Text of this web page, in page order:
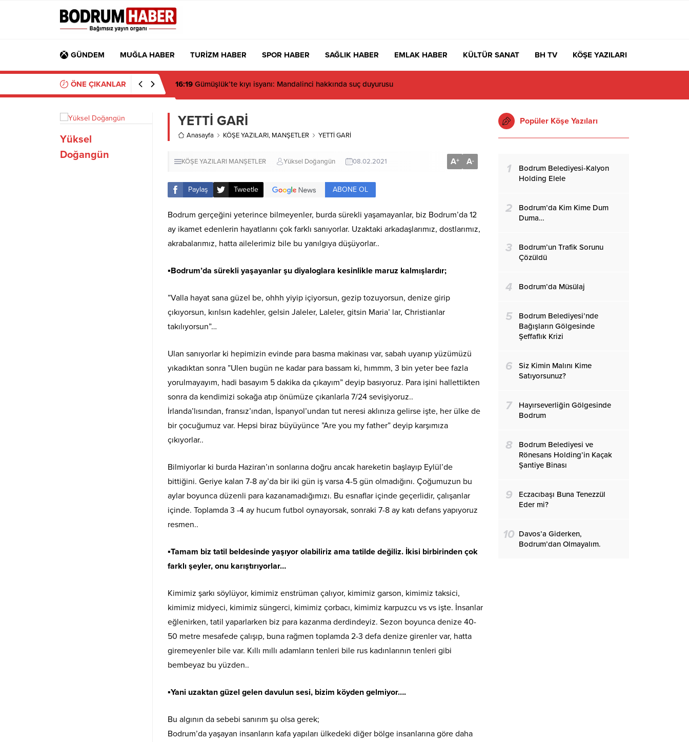
GÜNDEM MUĞLA HABER TURİZM HABER SPOR HABER SAĞLIK HABER EMLAK HABER KÜLTÜR SANAT BH TV KÖŞE YAZILARI
ÖNE ÇIKANLAR 16:19 Gümüşlük’te kıyı isyanı: Mandalinci hakkında suç duyurusu
Yüksel
Doğangün
YETTİ GARİ
Anasayfa KÖŞE YAZILARI, MANŞETLER YETTİ GARİ
KÖŞE YAZILARI MANŞETLER Yüksel Doğangün 08.02.2021 A+ A-
Paylaş Tweetle ABONE OL
Bodrum gerçeğini yeterince bilmeyenler, burda sürekli yaşamayanlar, biz Bodrum’da 12
ay ikamet edenlerin hayatlarını çok farklı sanıyorlar. Uzaktaki arkadaşlarımız, dostlarımız,
akrabalarımız, hatta ailelerimiz bile bu yanılgıya düşüyorlar..
▪︎Bodrum’da sürekli yaşayanlar şu diyaloglara kesinlikle maruz kalmışlardır;
”Valla hayat sana güzel be, ohhh yiyip içiyorsun, gezip tozuyorsun, denize girip
çıkıyorsun, kırılsın kadehler, gelsin Jaleler, Laleler, gitsin Maria’ lar, Christianlar
takılıyorsun”…
Ulan sanıyorlar ki hepimizin evinde para basma makinası var, sabah uyanıp yüzümüzü
yıkadıktan sonra ”Ulen bugün ne kadar para bassam ki, hımmm, 3 bin yeter bee fazla
yorulmayayım, hadi basayım 5 dakika da çıkayım” deyip basıyoruz. Para işini hallettikten
sonra da kendimizi sokağa atıp önümüze çıkanlarla 7/24 sevişiyoruz..
İrlanda’lısından, fransız’ından, İspanyol’undan tut neresi aklınıza gelirse işte, her ülke de
bir çocuğumuz var. Hepsi biraz büyüyünce ”Are you my father” deyip karşımıza
çıkıyorlar..
Bilmiyorlar ki burda Haziran’ın sonlarına doğru ancak hareketin başlayıp Eylül’de
bittiğini. Geriye kalan 7-8 ay’da bir iki gün iş varsa 4-5 gün olmadığını. Çoğumuzun bu
aylar boyunca düzenli para kazanamadığımızı. Bu esnaflar içinde geçerlidir, çalışanlar
içinde. Toplamda 3 -4 ay hucum futbol oynayorsak, sonraki 7-8 ay katı defans yapıyoruz
resmen..
▪︎Tamam biz tatil beldesinde yaşıyor olabiliriz ama tatilde değiliz. İkisi birbirinden çok
farklı şeyler, onu karıştırıyorlar…
Kimimiz şarkı söylüyor, kimimiz enstrüman çalıyor, kimimiz garson, kimimiz taksici,
kimimiz midyeci, kimimiz süngerci, kimimiz çorbacı, kimimiz karpuzcu vs vs işte. İnsanlar
eğlenirken, tatil yaparlarken biz para kazanma derdindeyiz. Sezon boyunca denize 40-
50 metre mesafede çalışıp, buna rağmen toplamda 2-3 defa denize girenler var, hatta
giremeyenler bile var. Kıllı mıllı adamların tenleri bile rus kadınlarının tenleri gibi
bembeyaz bu yüzden..
▪︎Yani uzaktan güzel gelen davulun sesi, bizim köyden gelmiyor….
Bu algının da sebebi sanırım şu olsa gerek;
Bodrum’da yaşayan insanların kafa yapıları ülkedeki diğer bölge insanlarına göre daha
Popüler Köşe Yazıları
1
Bodrum Belediyesi-Kalyon
Holding Elele
2
Bodrum’da Kim Kime Dum
Duma…
3
Bodrum’un Trafik Sorunu
Çözüldü
4 Bodrum’da Müsülaj
5
Bodrum Belediyesi’nde
Bağışların Gölgesinde
Şeffaflık Krizi
6
Siz Kimin Malını Kime
Satıyorsunuz?
7
Hayırseverliğin Gölgesinde
Bodrum
8
Bodrum Belediyesi ve
Rönesans Holding’in Kaçak
Şantiye Binası
9
Eczacıbaşı Buna Tenezzül
Eder mi?
10 Davos’a Giderken,
Bodrum’dan Olmayalım.